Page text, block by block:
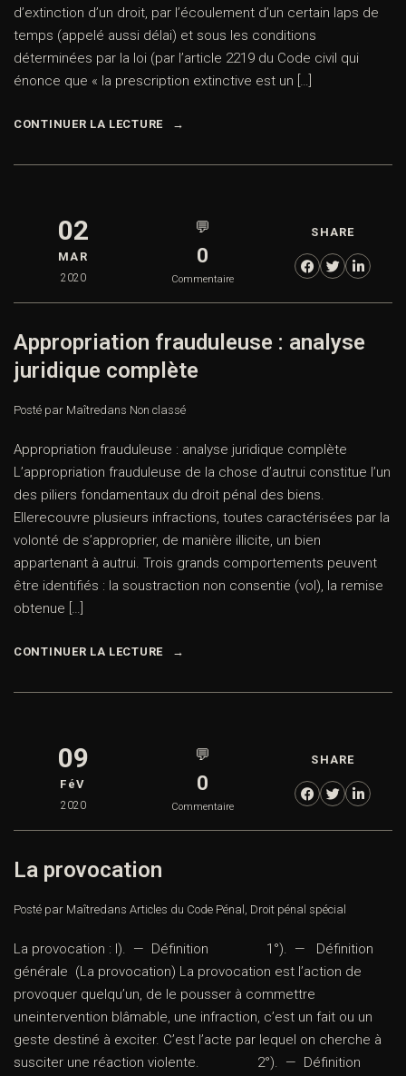
d’extinction d’un droit, par l’écoulement d’un certain laps de
temps (appelé aussi délai) et sous les conditions
déterminées par la loi (par l’article 2219 du Code civil qui
énonce que « la prescription extinctive est un […]
CONTINUER LA LECTURE
02
MAR
2020
💬
0
Commentaire
SHARE
Appropriation frauduleuse : analyse
juridique complète
Posté par Maîtredans Non classé
Appropriation frauduleuse : analyse juridique complète
L’appropriation frauduleuse de la chose d’autrui constitue l’un
des piliers fondamentaux du droit pénal des biens.
Ellerecouvre plusieurs infractions, toutes caractérisées par la
volonté de s’approprier, de manière illicite, un bien
appartenant à autrui. Trois grands comportements peuvent
être identifiés : la soustraction non consentie (vol), la remise
obtenue […]
CONTINUER LA LECTURE
09
FéV
2020
💬
0
Commentaire
SHARE
La provocation
Posté par Maîtredans Articles du Code Pénal , Droit pénal spécial
La provocation : I). — Définition 1°). — Définition
générale (La provocation) La provocation est l’action de
provoquer quelqu’un, de le pousser à commettre
uneintervention blâmable, une infraction, c’est un fait ou un
geste destiné à exciter. C’est l’acte par lequel on cherche à
susciter une réaction violente. 2°). — Définition